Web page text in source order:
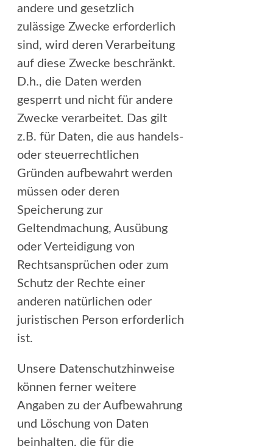
andere und gesetzlich
zulässige Zwecke erforderlich
sind, wird deren Verarbeitung
auf diese Zwecke beschränkt.
D.h., die Daten werden
gesperrt und nicht für andere
Zwecke verarbeitet. Das gilt
z.B. für Daten, die aus handels-
oder steuerrechtlichen
Gründen aufbewahrt werden
müssen oder deren
Speicherung zur
Geltendmachung, Ausübung
oder Verteidigung von
Rechtsansprüchen oder zum
Schutz der Rechte einer
anderen natürlichen oder
juristischen Person erforderlich
ist.
Unsere Datenschutzhinweise
können ferner weitere
Angaben zu der Aufbewahrung
und Löschung von Daten
beinhalten, die für die